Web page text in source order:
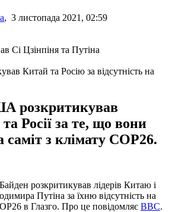
, 3 листопада 2021, 02:59
Китай та Росію за відсутність на
розкритикував
Росії за те, що вони
саміт з клімату COP26.
розкритикував лідерів Китаю і
Путіна за їхню відсутність на
в Глазго. Про це повідомляє BBC.